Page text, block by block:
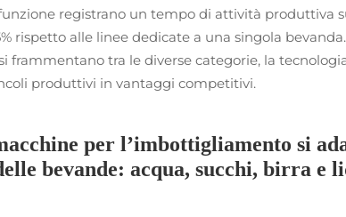
registrano un tempo di attività produttiva
rispetto alle linee dedicate a una singola
frammentano tra le diverse categorie, la
produttivi in vantaggi competitivi.
per l’imbottigliamento si
bevande: acqua, succhi, birra e